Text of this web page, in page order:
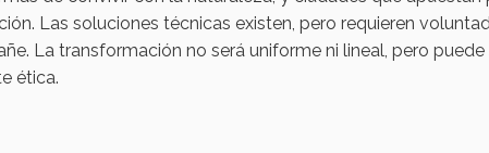
Las soluciones técnicas existen, pero requieren
La transformación no será uniforme ni lineal, pero puede
ética.